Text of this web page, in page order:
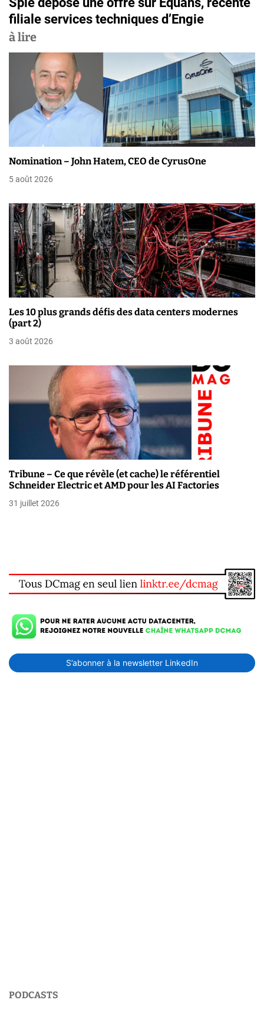
i
g
a
o
n
d
l
’
a
r
t
i
c
l
filiale services techniques d’Engie
à lire
Nomination – John Hatem, CEO de CyrusOne
5 août 2026
Les 10 plus grands défis des data centers modernes
(part 2)
3 août 2026
Tribune – Ce que révèle (et cache) le référentiel
Schneider Electric et AMD pour les AI Factories
31 juillet 2026
S’abonner à la newsletter LinkedIn
PODCASTS